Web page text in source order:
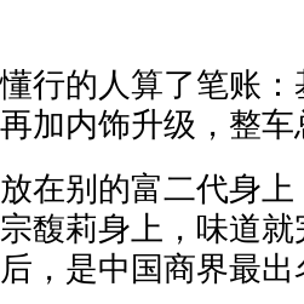
懂行的人算了笔账
再加内饰升级，整
放在别的富二代身
宗馥莉身上，味道
后，是中国商界最出